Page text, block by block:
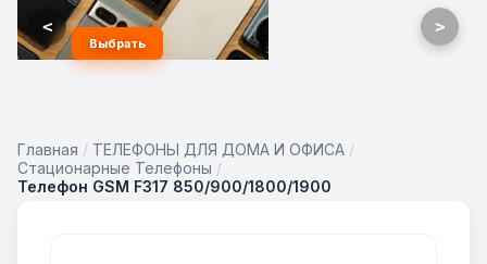
Выбрать
< >
Главная / ТЕЛЕФОНЫ ДЛЯ ДОМА И ОФИСА /
Стационарные Телефоны /
Телефон GSM F317 850/900/1800/1900